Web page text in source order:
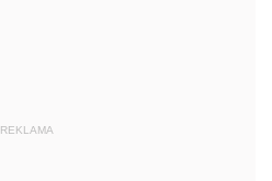
REKLAMA